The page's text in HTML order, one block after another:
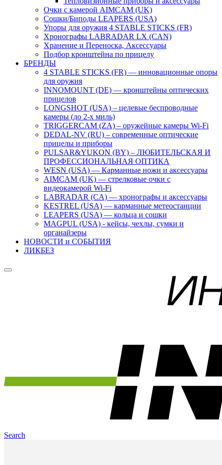
Очки с камерой AIMCAM (UK)
Сошки/Биподы LEAPERS (USA)
Упоры для оружия 4 STABLE STICKS (FR)
Хронографы LABRADAR LX (CAN)
Хранение и Переноска, Аксессуары
Подбор кронштейна по прицелу
БРЕНДЫ
4 STABLE STICKS (FR) — инновационные опоры
для оружия
INNOMOUNT (DE) — кронштейны оптических
прицелов
LONGSHOT (USA) – целевые беспроводные
камеры (до 2-х миль)
TRIGGERCAM (ZA) – оружейные камеры Wi-Fi
DEDAL-NV (RU) – современные оптические
прицелы и приборы
PULSAR&YUKON (BY) – ЛЮБИТЕЛЬСКАЯ И
ПРОФЕССИОНАЛЬНАЯ ОПТИКА
WESN (USA) — Карманные ножи и аксессуары
AIMCAM (UK) — стрелковые очки с
видеокамерой Wi-Fi
LABRADAR (CA) — хронографы и аксессуары
KESTREL (USA) — карманные метеостанции
LEAPERS (USA) — кольца и сошки
MAGPUL (USA) - кейсы, чехлы, сумки и
органайзеры
НОВОСТИ и СОБЫТИЯ
ЛИКБЕЗ
Search